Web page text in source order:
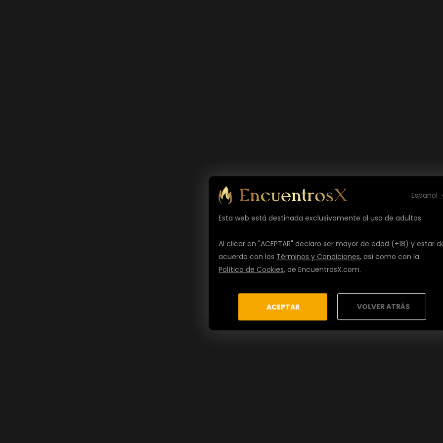
Español
Esta web está destinada exclusivamente al uso de adultos.
Al clicar en "ACEPTAR" declaro ser mayor de edad (+18) y estar
acuerdo con los Términos y Condiciones, así como con la
Política de Cookies, de EncuentrosX.com.
ACEPTAR VOLVER ATRÁS